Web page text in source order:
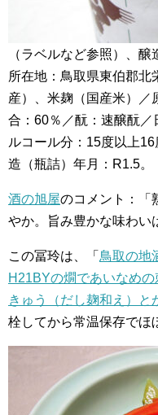
（ラベルなど参照）、醸
所在地：鳥取県東伯郡北
産）、米麹（国産米）／
合：60％／酛：速醸酛
ルコール分：15度以上
造（瓶詰）年月：R1.5。
酒の旭屋のコメント：
やか。旨み豊かな味わ
この冨玲は、「 鳥取の地
H21BYの燗であいなめ
きゅう（だし麹和え）と
栓してから常温保存でほ